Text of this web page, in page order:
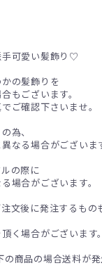
手可愛い髪飾り♡
の髪飾りを
もございます。
ご確認下さいませ。
為、
なる場合がございま
の際に
場合がございます。
文後に発注するもの
く場合がございます。
商品の場合送料が発